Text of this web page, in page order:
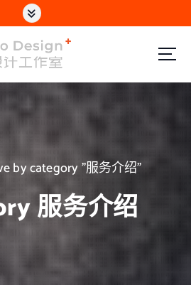
計
by category "服务介绍"
服务介绍